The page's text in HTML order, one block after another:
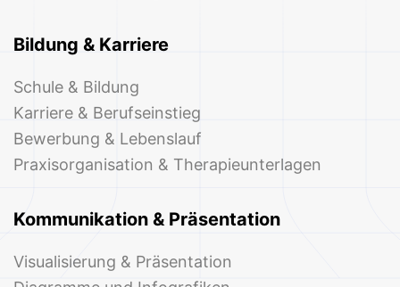
Bildung & Karriere
Schule & Bildung
Karriere & Berufseinstieg
Bewerbung & Lebenslauf
Praxisorganisation & Therapieunterlagen
Kommunikation & Präsentation
Visualisierung & Präsentation